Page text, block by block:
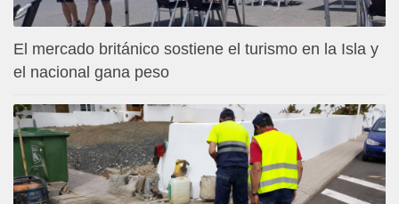
El mercado británico sostiene el turismo en la Isla y
el nacional gana peso